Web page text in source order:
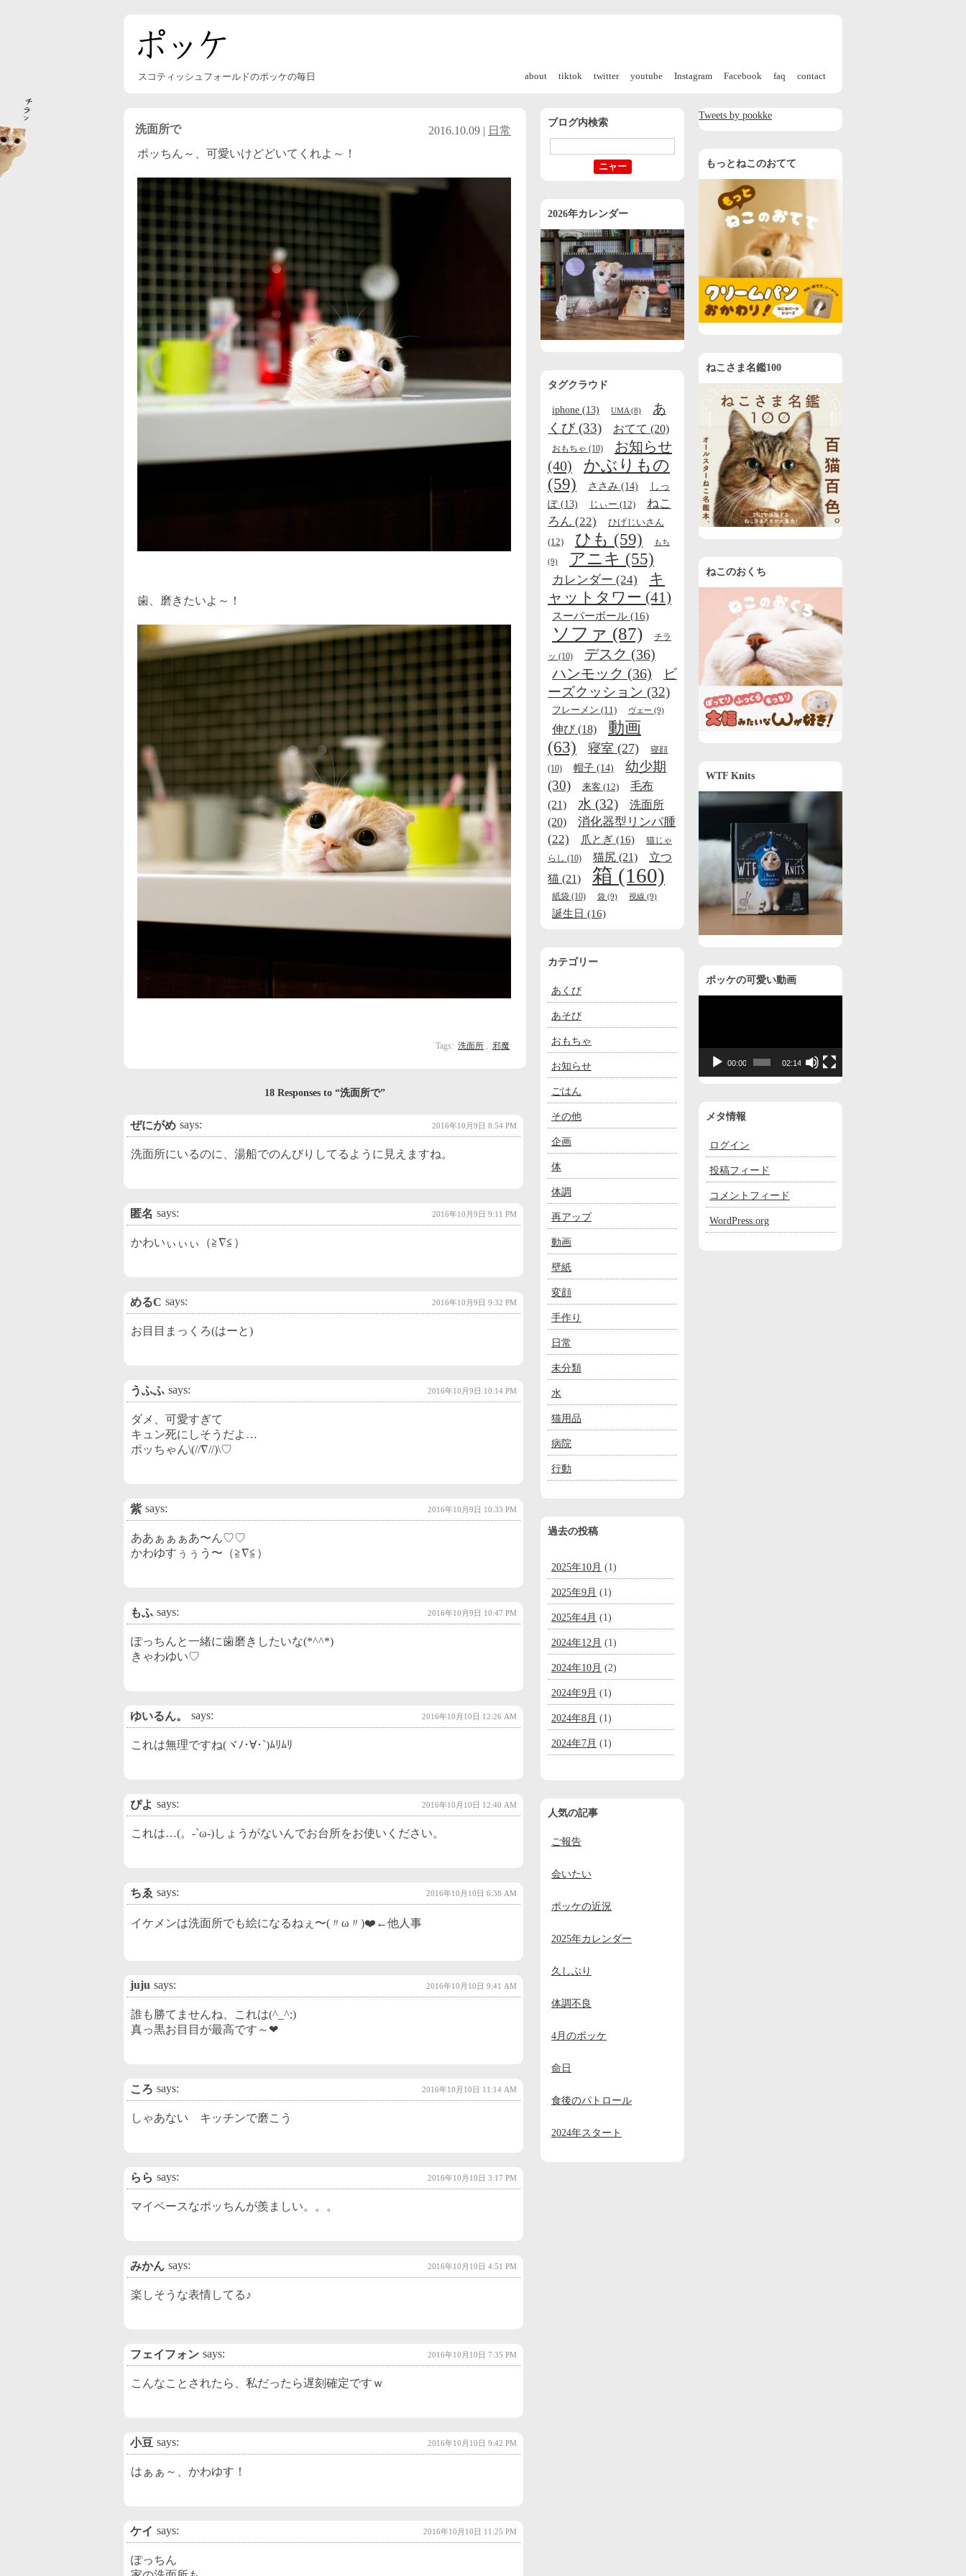
スコティッシュフォールドのポッケの毎日 about tiktok twitter youtube Instagram Facebook faq contact
洗面所で 2016.10.09 | 日常
ポッちん～、可愛いけどどいてくれよ～！
歯、磨きたいよ～！
Tags: 洗面所 , 邪魔
18 Responses to “洗面所で”
ぜにがめ says: 2016年10月9日 8:54 PM
洗面所にいるのに、湯船でのんびりしてるように見えますね。
匿名 says: 2016年10月9日 9:11 PM
かわいぃぃぃ（≧∇≦）
めるC says: 2016年10月9日 9:32 PM
お目目まっくろ(はーと)
うふふ says: 2016年10月9日 10:14 PM
ダメ、可愛すぎて
キュン死にしそうだよ…
ポッちゃん\(//∇//)\♡
紫 says: 2016年10月9日 10:33 PM
ああぁぁぁあ〜ん♡♡
かわゆすぅぅう〜（≧∇≦）
もふ says: 2016年10月9日 10:47 PM
ぽっちんと一緒に歯磨きしたいな(*^^*)
きゃわゆい♡
ゆいるん。 says: 2016年10月10日 12:26 AM
これは無理ですね(ヾﾉ･∀･`)ﾑﾘﾑﾘ
ぴよ says: 2016年10月10日 12:40 AM
これは…(。-`ω-)しょうがないんでお台所をお使いください。
ちゑ says: 2016年10月10日 6:38 AM
イケメンは洗面所でも絵になるねぇ〜(〃ω〃)❤️←他人事
juju says: 2016年10月10日 9:41 AM
誰も勝てませんね、これは(^_^;)
真っ黒お目目が最高です～❤
ころ says: 2016年10月10日 11:14 AM
しゃあない キッチンで磨こう
らら says: 2016年10月10日 3:17 PM
マイペースなポッちんが羨ましい。。。
みかん says: 2016年10月10日 4:51 PM
楽しそうな表情してる♪
フェイフォン says: 2016年10月10日 7:35 PM
こんなことされたら、私だったら遅刻確定ですｗ
小豆 says: 2016年10月10日 9:42 PM
はぁぁ～、かわゆす！
ケイ says: 2016年10月10日 11:25 PM
ぽっちん
ブログ内検索
2026年カレンダー
タグクラウド
iphone (13) UMA (8)
あ
くび(33) おてて (20)
おもちゃ (10)
お知らせ
(40)
かぶりもの
(59)
ささみ (14)
しっ
ぽ(13) じぃー (12)
ねこ
ろん (22)
ひげじいさん
(12)
ひも (59) もち
(9) アニキ (55)
カレンダー (24)
キ
ャットタワー (41)
スーパーボール (16)
ソファ (87)
チラ
ッ (10) デスク (36)
ハンモック (36)
ビ
ーズクッション (32)
フレーメン (11) ヴェー (9)
伸び (18)
動画
(63)
寝室 (27)
寝顔
(10)
帽子 (14)
幼少期
(30)
来客 (12)
毛布
(21)
水 (32)
洗面所
(20)
消化器型リンパ腫
(22)
爪とぎ (16)
猫じゃ
らし (10) 猫尻 (21)
立つ
猫 (21) 箱 (160)
紙袋 (10) 袋 (9) 視線 (9)
誕生日 (16)
カテゴリー
あくび
あそび
おもちゃ
お知らせ
ごはん
その他
企画
体
体調
再アップ
動画
壁紙
変顔
手作り
日常
未分類
水
猫用品
病院
行動
過去の投稿
2025年10月 (1)
2025年9月 (1)
2025年4月 (1)
2024年12月 (1)
2024年10月 (2)
2024年9月 (1)
2024年8月 (1)
2024年7月 (1)
2024年4月
2024年3月
2024年2月
2023年11月(2)
2023年10月
2023年6月
2023年5月 (1)
人気の記事
ご報告
会いたい
ポッケの近況
2025年カレンダー
久しぶり
体調不良
4月のポッケ
命日
食後のパトロール
2024年スタート
Tweets by pookke
もっとねこのおてて
ねこさま名鑑100
ねこのおくち
WTF Knits
ポッケの可愛い動画
レ
00:00 02:14
メタ情報
ログイン
投稿フィード
コメントフィード
WordPress.org